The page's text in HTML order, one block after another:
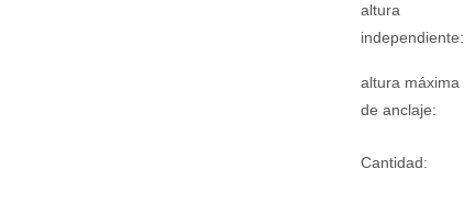
altura
independiente:
altura máxima
de anclaje:
Cantidad: